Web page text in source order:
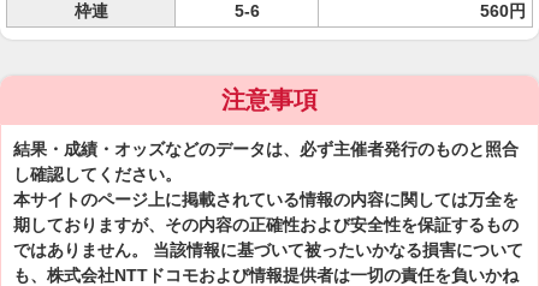
枠連
5-6 560円
注意事項
結果・成績・オッズなどのデータは、必ず主催者発行のものと照合
し確認してください。
本サイトのページ上に掲載されている情報の内容に関しては万全を
期しておりますが、その内容の正確性および安全性を保証するもの
ではありません。 当該情報に基づいて被ったいかなる損害について
も、株式会社NTTドコモおよび情報提供者は一切の責任を負いかね